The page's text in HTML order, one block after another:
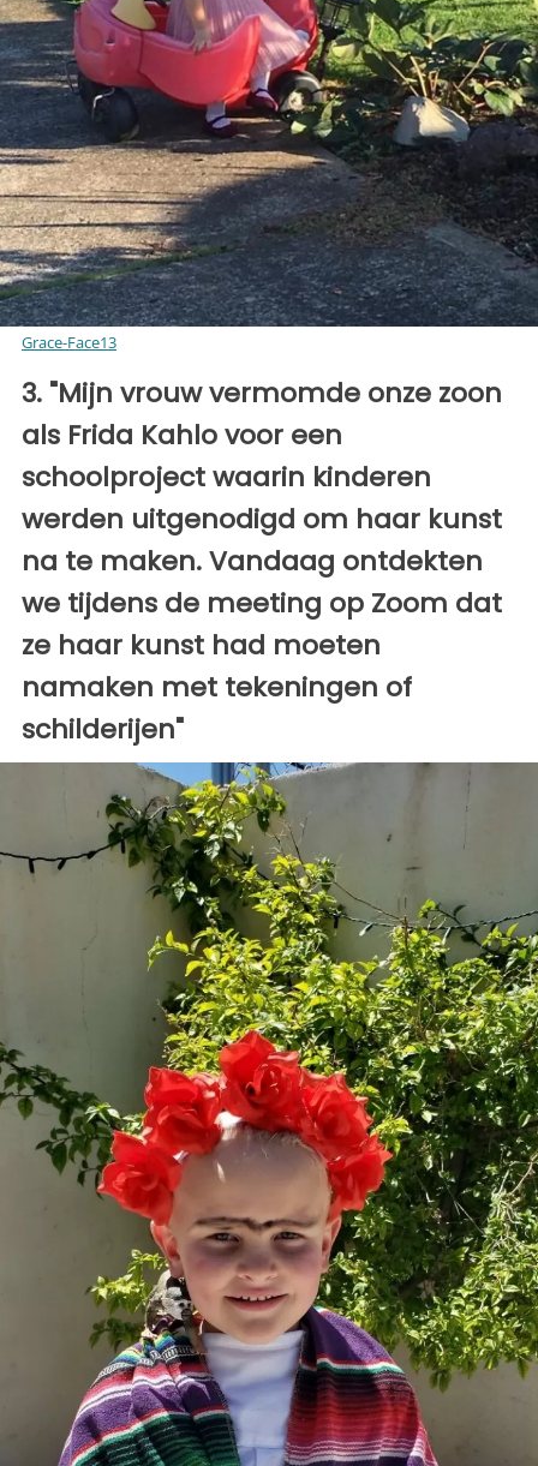
Grace-Face13
3. "Mijn vrouw vermomde onze zoon
als Frida Kahlo voor een
schoolproject waarin kinderen
werden uitgenodigd om haar kunst
na te maken. Vandaag ontdekten
we tijdens de meeting op Zoom dat
ze haar kunst had moeten
namaken met tekeningen of
schilderijen"